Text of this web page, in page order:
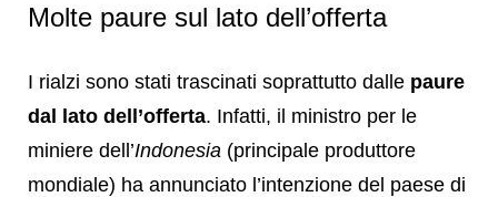
Molte paure sul lato dell’offerta
I rialzi sono stati trascinati soprattutto dalle paure
dal lato dell’offerta. Infatti, il ministro per le
miniere dell’Indonesia (principale produttore
mondiale) ha annunciato l’intenzione del paese di